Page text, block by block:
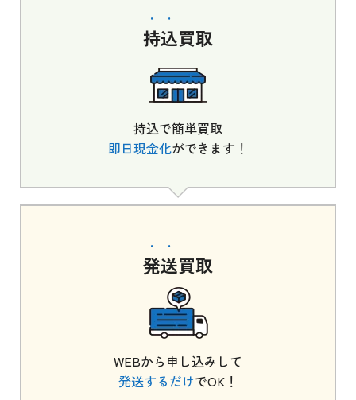
持込買取
持込で簡単買取
即日現金化ができます！
発送買取
WEBから申し込みして
発送するだけでOK！